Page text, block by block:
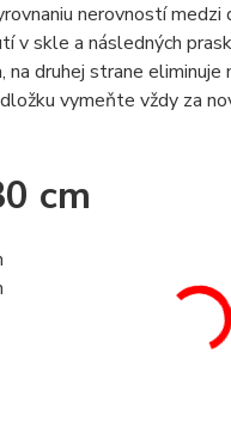
nerovností
v skle a následných
na druhej strane
vymeňte vždy za
cm